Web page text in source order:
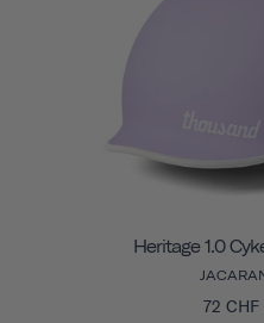
Heritage 1.0
72 CHF